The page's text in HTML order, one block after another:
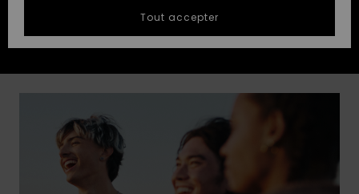
à votre
question.
Démarrer
une
conversation
Tout accepter